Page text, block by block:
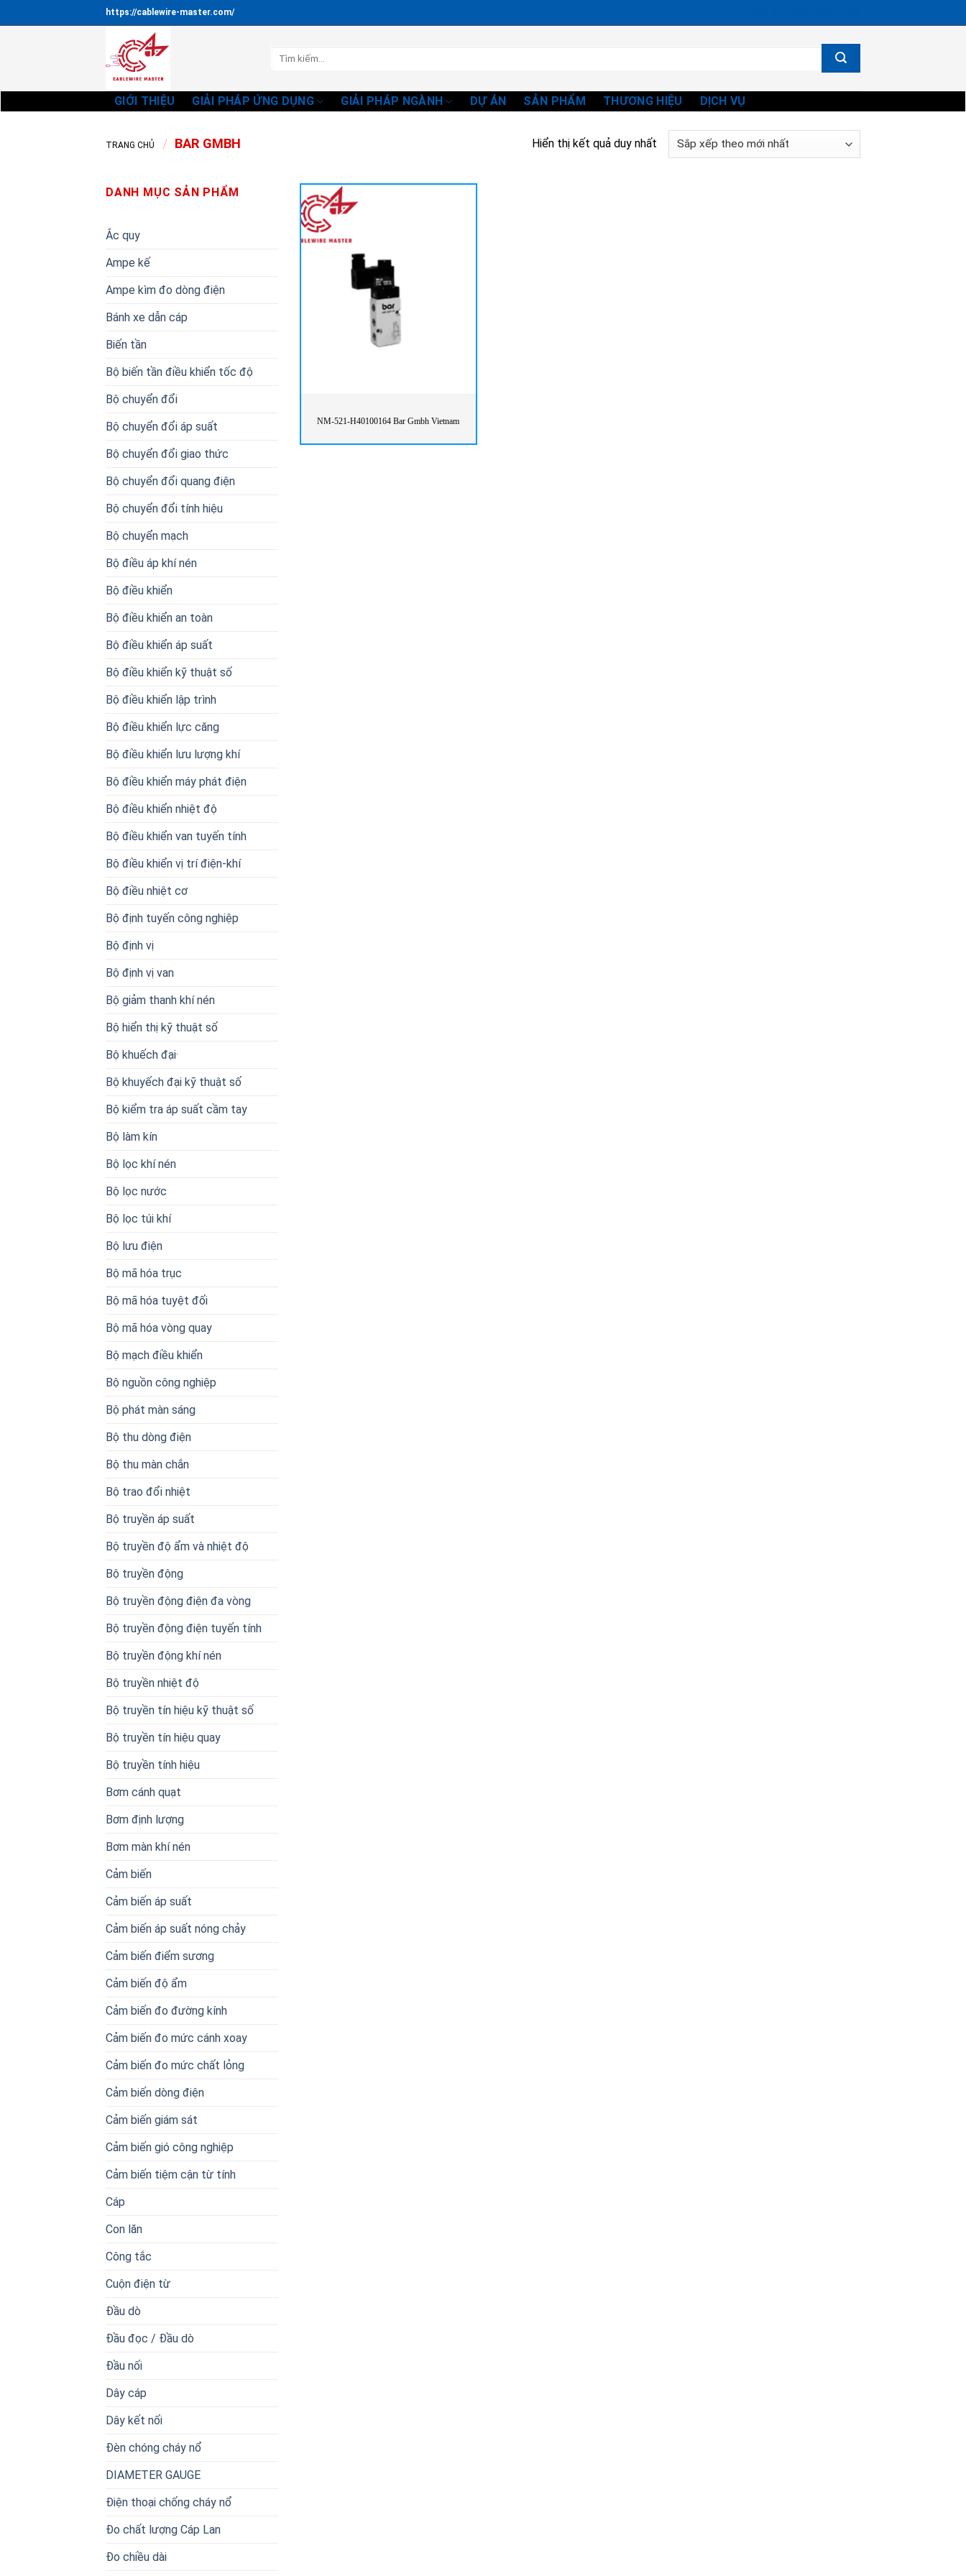
qua
https://cablewire-master.com/
GIỚI THIỆU GIẢI PHÁP ỨNG DỤNG GIẢI PHÁP NGÀNH DỰ ÁN SẢN PHẨM THƯƠNG HIỆU DỊCH VỤ
TRANG CHỦ / BAR GMBH Hiển thị kết quả duy nhất
DANH MỤC SẢN PHẨM
Ắc quy
Ampe kế
Ampe kìm đo dòng điện
Bánh xe dẫn cáp
Biến tần
Bộ biến tần điều khiển tốc độ
Bộ chuyển đổi
Bộ chuyển đổi áp suất
Bộ chuyển đổi giao thức
Bộ chuyển đổi quang điện
Bộ chuyển đổi tính hiệu
Bộ chuyển mạch
Bộ điều áp khí nén
Bộ điều khiển
Bộ điều khiển an toàn
Bộ điều khiển áp suất
Bộ điều khiển kỹ thuật số
Bộ điều khiển lập trình
Bộ điều khiển lực căng
Bộ điều khiển lưu lượng khí
Bộ điều khiển máy phát điện
Bộ điều khiển nhiệt độ
Bộ điều khiển van tuyến tính
Bộ điều khiển vị trí điện-khí
Bộ điều nhiệt cơ
Bộ định tuyến công nghiệp
Bộ định vị
Bộ định vị van
Bộ giảm thanh khí nén
Bộ hiển thị kỹ thuật số
Bộ khuếch đại·
Bộ khuyếch đại kỹ thuật số
Bộ kiểm tra áp suất cầm tay
Bộ làm kín
Bộ lọc khí nén
Bộ lọc nước
Bộ lọc túi khí
Bộ lưu điện
Bộ mã hóa trục
Bộ mã hóa tuyệt đối
Bộ mã hóa vòng quay
Bộ mạch điều khiển
Bộ nguồn công nghiệp
Bộ phát màn sáng
Bộ thu dòng điện
Bộ thu màn chắn
Bộ trao đổi nhiệt
Bộ truyền áp suất
Bộ truyền độ ẩm và nhiệt độ
Bộ truyền động
Bộ truyền động điện đa vòng
Bộ truyền động điện tuyến tính
Bộ truyền động khí nén
Bộ truyền nhiệt độ
Bộ truyền tín hiệu kỹ thuật số
Bộ truyền tín hiệu quay
Bộ truyền tính hiệu
Bơm cánh quạt
Bơm định lượng
Bơm màn khí nén
Cảm biến
Cảm biến áp suất
Cảm biến áp suất nóng chảy
Cảm biến điểm sương
Cảm biến độ ẩm
Cảm biến đo đường kính
Cảm biến đo mức cánh xoay
Cảm biến đo mức chất lỏng
Cảm biến dòng điện
Cảm biến giám sát
Cảm biến gió công nghiệp
Cảm biến tiệm cận từ tính
Cáp
Con lăn
Công tắc
Cuộn điện từ
Đầu dò
Đầu đọc / Đầu dò
Đầu nối
Dây cáp
Dây kết nối
Đèn chóng cháy nổ
DIAMETER GAUGE
Điện thoại chống cháy nổ
Đo chất lượng Cáp Lan
Đo chiều dài
NM-521-H40100164 Bar Gmbh Vietnam